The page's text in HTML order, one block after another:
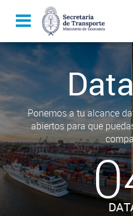
Ponemos a tu alcance
abiertos para que